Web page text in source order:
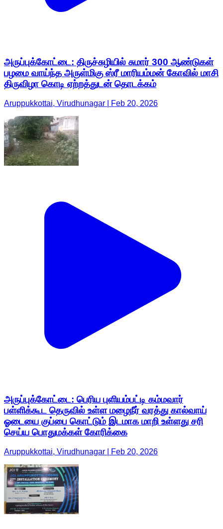
அருப்புக்கோட்டை: திருச்சுழியில் சுமார் 300 ஆண்டுகள்
பழமை வாய்ந்த அருள்மிகு ஸ்ரீ மாரியம்மன் கோவில் மாசி
திருவிழா கொடி ஏற்றத்துடன் தொடக்கம்
Aruppukkottai, Virudhunagar | Feb 20, 2026
அருப்புக்கோட்டை: பெரிய புளியம்பட்டி கம்மவார்
பள்ளிக்கூட தெருவில் உள்ள மழைநீர் வரத்து கால்வாய்
ஓடையை குப்பை கொட்டும் இடமாக மாறி உள்ளது சரி
செய்ய பொதுமக்கள் கோரிக்கை
Aruppukkottai, Virudhunagar | Feb 20, 2026